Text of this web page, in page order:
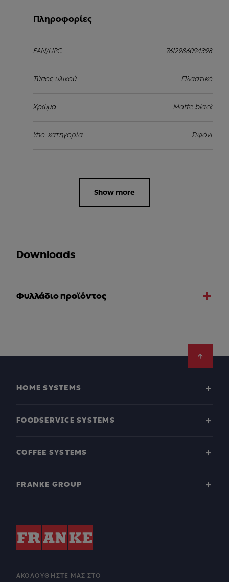
Πληροφορίες
EAN/UPC 7612986094398
Τύπος υλικού Πλαστικό
Χρώμα Matte black
Υπο-κατηγορία Σιφόνι
Show more
Downloads
Φυλλάδιο προϊόντος
HOME SYSTEMS
FOODSERVICE SYSTEMS
COFFEE SYSTEMS
FRANKE GROUP
ΑΚΟΛΟΥΘΉΣΤΕ ΜΑΣ ΣΤΟ